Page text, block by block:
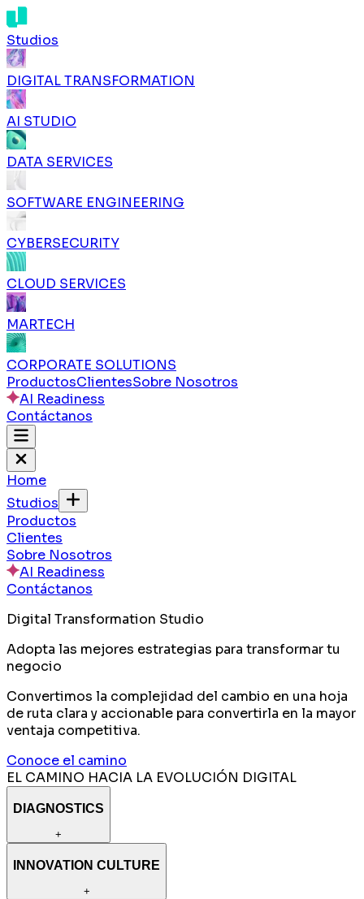
Studios
DIGITAL TRANSFORMATION
AI STUDIO
DATA SERVICES
SOFTWARE ENGINEERING
CYBERSECURITY
CLOUD SERVICES
MARTECH
CORPORATE SOLUTIONS
ProductosClientesSobre Nosotros
AI Readiness
Contáctanos
Home
Studios
Productos
Clientes
Sobre Nosotros
AI Readiness
Contáctanos
Digital Transformation Studio
Adopta las mejores estrategias para transformar tu
negocio
Convertimos la complejidad del cambio en una hoja
de ruta clara y accionable para convertirla en la mayor
ventaja competitiva.
Conoce el camino
EL CAMINO HACIA LA EVOLUCIÓN DIGITAL
DIAGNOSTICS
+
INNOVATION CULTURE
+